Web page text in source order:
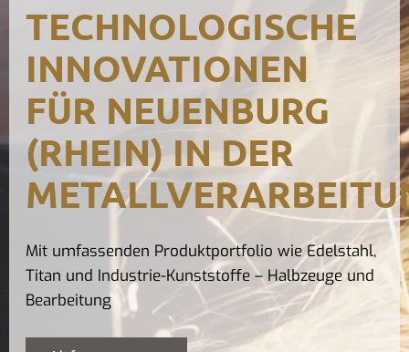
TECHNOLOGISCHE
INNOVATIONEN
FÜR NEUENBURG
(RHEIN) IN DER
Mit umfassenden Produktportfolio wie Edelstahl,
Titan und Industrie-Kunststoffe – Halbzeuge und
Bearbeitung